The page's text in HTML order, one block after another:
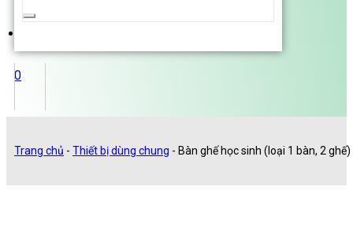
...
0
Trang chủ - Thiết bị dùng chung - Bàn ghế học sinh (loại 1 bàn, 2 ghế)